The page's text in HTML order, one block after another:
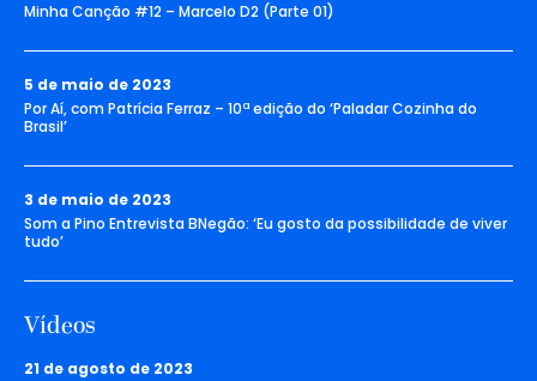
Minha Canção #12 – Marcelo D2 (Parte 01)
5 de maio de 2023
Por Aí, com Patrícia Ferraz – 10ª edição do ‘Paladar Cozinha do
Brasil’
3 de maio de 2023
Som a Pino Entrevista BNegão: ‘Eu gosto da possibilidade de viver
tudo’
Vídeos
21 de agosto de 2023